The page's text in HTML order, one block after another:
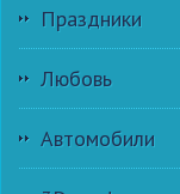
Праздники
Любовь
Автомобили